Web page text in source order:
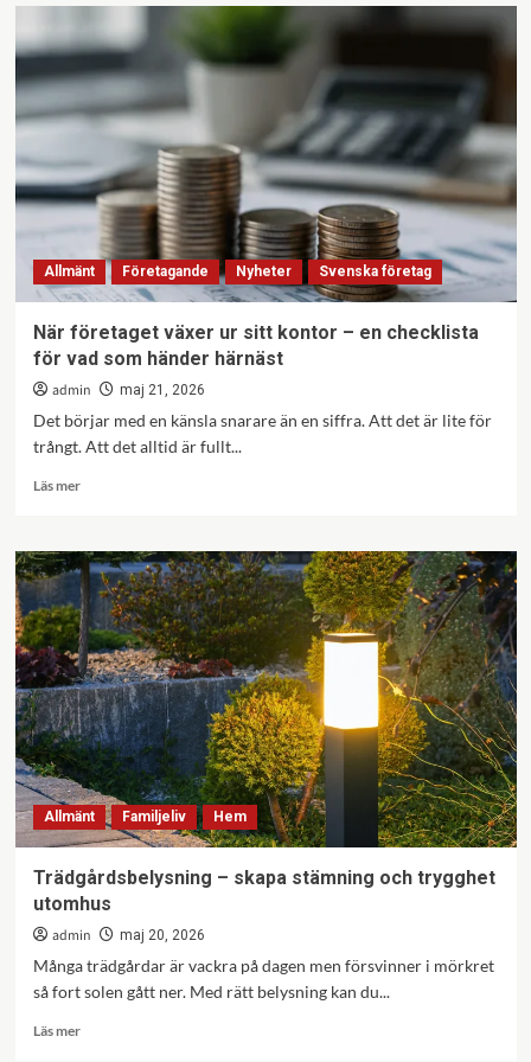
Dagvattenrör
glöm
inte
avloppen
utomhus
Allmänt Företagande Nyheter Svenska företag
När företaget växer ur sitt kontor – en checklista
för vad som händer härnäst
admin maj 21, 2026
Det börjar med en känsla snarare än en siffra. Att det är lite för
trångt. Att det alltid är fullt...
Läs merLäs
När
företaget
växer
ur
sitt
kontor
–
en
checklista
för
vad
som
händer
härnäst
Allmänt Familjeliv Hem
Trädgårdsbelysning – skapa stämning och trygghet
utomhus
admin maj 20, 2026
Många trädgårdar är vackra på dagen men försvinner i mörkret
så fort solen gått ner. Med rätt belysning kan du...
Läs merLäs